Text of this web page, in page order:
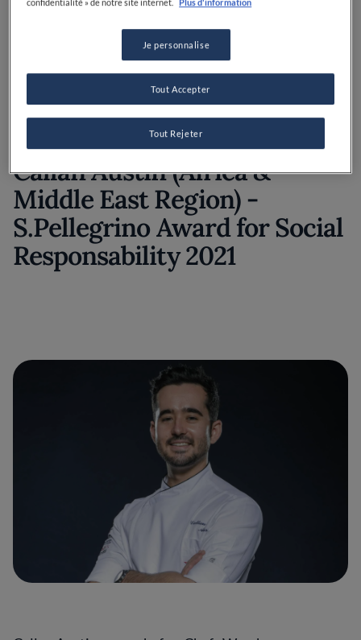
supplémentaires ont été choisis parmi 12 finalistes
mondiaux au sein de chaque catégorie lors de la
Grande Finale, pour la première fois dans l'histoire de
Les lauréats 2021 sont les suivants :
Callan Austin (Africa &
Middle East Region) -
S.Pellegrino Award for Social
Responsability 2021
confidentialité » de notre site internet.
Plus d'information
Je personnalise
Tout Rejeter
Tout Accepter